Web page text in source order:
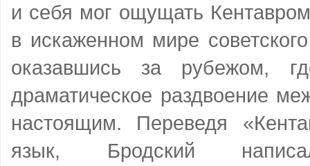
и себя мог ощущать
в искаженном мире
оказавшись за рубежом,
драматическое раздвоение
настоящим. Переведя
язык, Бродский